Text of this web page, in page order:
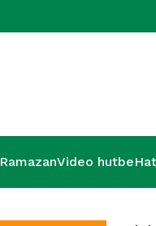
RamazanVideo hutbe